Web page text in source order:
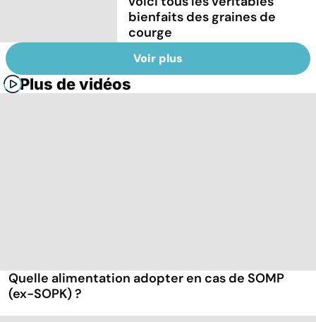
bienfaits des graines de
courge
Voir plus
Plus de vidéos
Quelle alimentation adopter en cas de SOMP
(ex-SOPK) ?